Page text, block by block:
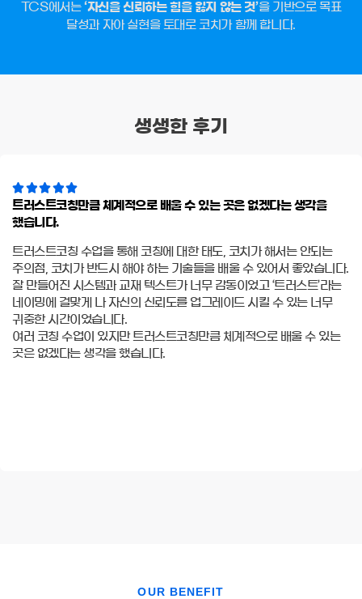
TCS에서는‘자신을 신뢰하는 힘을 잃지 않는 것’을 기반으로 목표
달성과 자아 실현을 토대로 코치가 함께 합니다.
생생한 후기

트러스트코칭만큼 체계적으로 배울 수 있는 곳은 없겠다는 생각을
했습니다.
트러스트코칭 수업을 통해 코칭에 대한 태도, 코치가 해서는 안되는
주의점, 코치가 반드시 해야 하는 기술들을 배울 수 있어서 좋았습니다.
잘 만들어진 시스템과 교재 텍스트가 너무 감동이었고 ‘트러스트’라는
네이밍에 걸맞게 나 자신의 신뢰도를 업그레이드 시킬 수 있는 너무
귀중한 시간이었습니다.
여러 코칭 수업이 있지만 트러스트코칭만큼 체계적으로 배울 수 있는
곳은 없겠다는 생각을 했습니다.
OUR BENEFIT